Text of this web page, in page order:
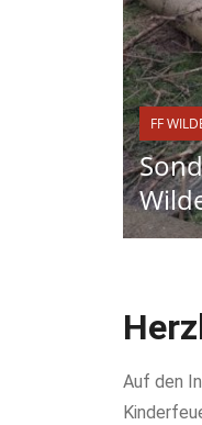
FF
Auf den